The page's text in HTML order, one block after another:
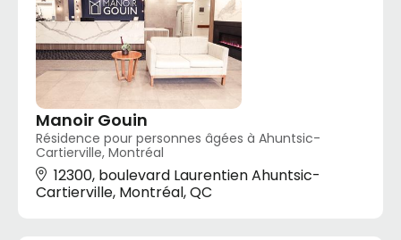
Manoir Gouin
Résidence pour personnes âgées à Ahuntsic-
Cartierville, Montréal
12300, boulevard Laurentien Ahuntsic-
Cartierville, Montréal, QC